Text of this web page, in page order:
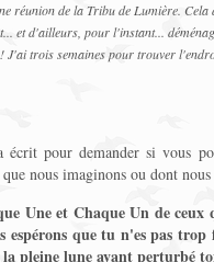
réunion de la Tribu de Lumière. Cela
et d'ailleurs, pour l'instant...
J'ai trois semaines pour trouver
écrit pour demander si vous
nous imaginons ou dont nous
Une et Chaque Un de
espérons que tu n'es pas
pleine lune ayant perturbé